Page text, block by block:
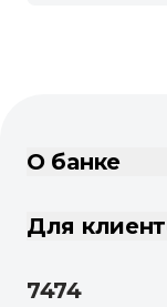
О банке
Для
7474